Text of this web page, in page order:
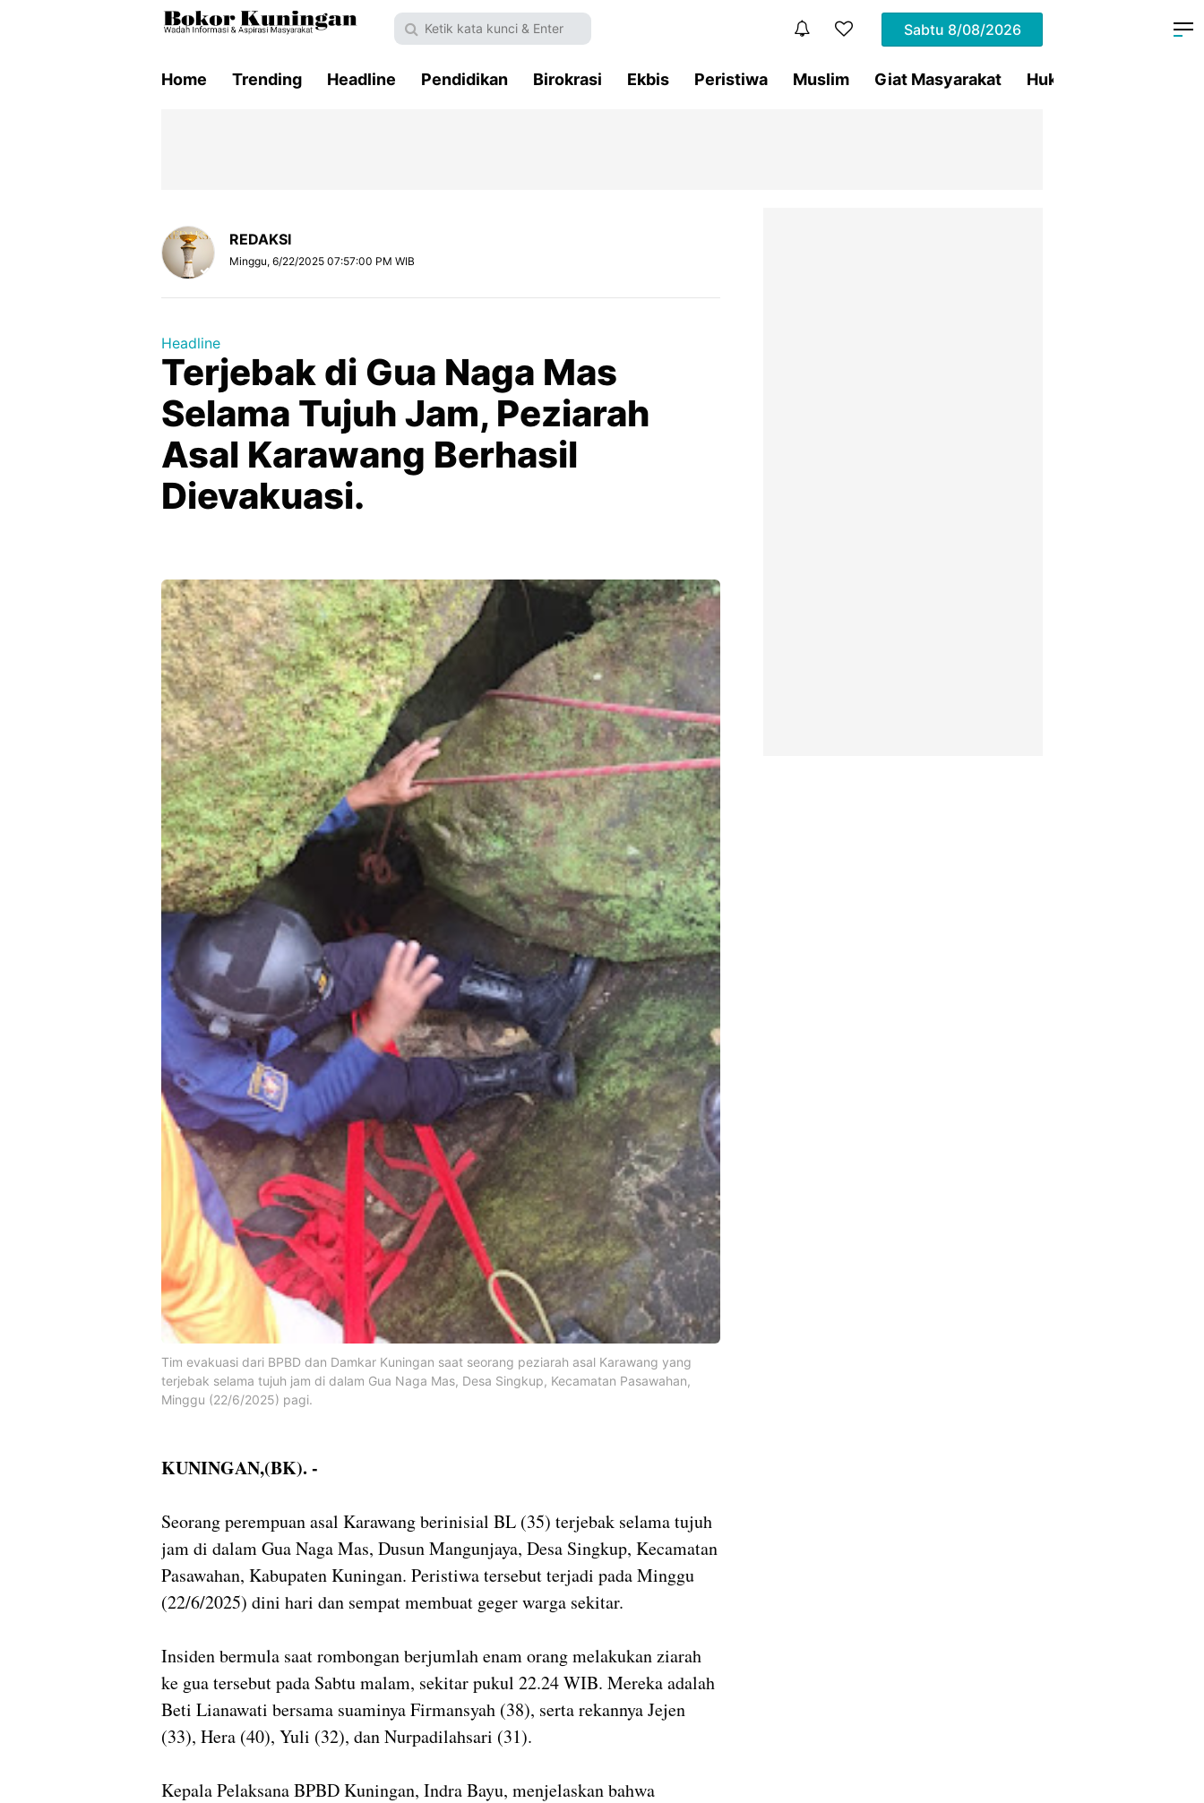
Sabtu 8/08/2026
Home Trending Headline Pendidikan Birokrasi Ekbis Peristiwa Muslim Giat Masyarakat Hukum
REDAKSI
Minggu, 6/22/2025 07:57:00 PM WIB
Headline
Terjebak di Gua Naga Mas
Selama Tujuh Jam, Peziarah
Asal Karawang Berhasil
Dievakuasi.
Tim evakuasi dari BPBD dan Damkar Kuningan saat seorang peziarah asal Karawang yang
terjebak selama tujuh jam di dalam Gua Naga Mas, Desa Singkup, Kecamatan Pasawahan,
Minggu (22/6/2025) pagi.
KUNINGAN,(BK). -
Seorang perempuan asal Karawang berinisial BL (35) terjebak selama tujuh
jam di dalam Gua Naga Mas, Dusun Mangunjaya, Desa Singkup, Kecamatan
Pasawahan, Kabupaten Kuningan. Peristiwa tersebut terjadi pada Minggu
(22/6/2025) dini hari dan sempat membuat geger warga sekitar.
Insiden bermula saat rombongan berjumlah enam orang melakukan ziarah
ke gua tersebut pada Sabtu malam, sekitar pukul 22.24 WIB. Mereka adalah
Beti Lianawati bersama suaminya Firmansyah (38), serta rekannya Jejen
(33), Hera (40), Yuli (32), dan Nurpadilahsari (31).
Kepala Pelaksana BPBD Kuningan, Indra Bayu, menjelaskan bahwa